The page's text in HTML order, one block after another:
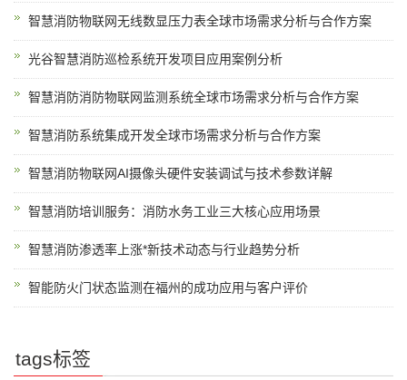
智慧消防物联网无线数显压力表全球市场需求分析与合作方案
光谷智慧消防巡检系统开发项目应用案例分析
智慧消防消防物联网监测系统全球市场需求分析与合作方案
智慧消防系统集成开发全球市场需求分析与合作方案
智慧消防物联网AI摄像头硬件安装调试与技术参数详解
智慧消防培训服务：消防水务工业三大核心应用场景
智慧消防渗透率上涨*新技术动态与行业趋势分析
智能防火门状态监测在福州的成功应用与客户评价
tags标签